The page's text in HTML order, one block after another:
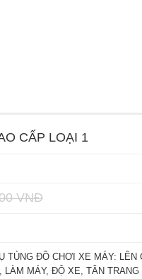
CẤP LOẠI 1
VNĐ
TÙNG ĐỒ CHƠI XE MÁY: LÊN
MÁY, ĐỘ XE, TÂN TRANG